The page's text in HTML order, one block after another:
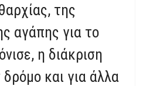
της
αγάπης για το
η διάκριση
δρόμο και για άλλα